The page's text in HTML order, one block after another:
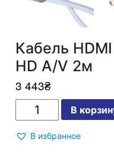
Кабель
HD A/V 2м
3 443₴
HDMI
HDMI-
В
В избранное